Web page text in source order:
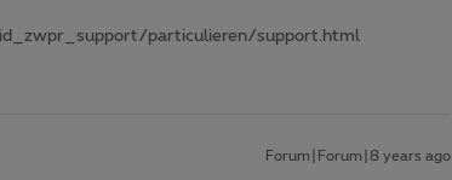
particulieren/support.html
Forum|Forum|8 years ago